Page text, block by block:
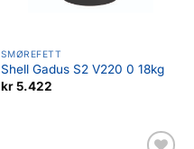
SMØREFETT
Shell Gadus S2 V220 0 18kg
kr5.422